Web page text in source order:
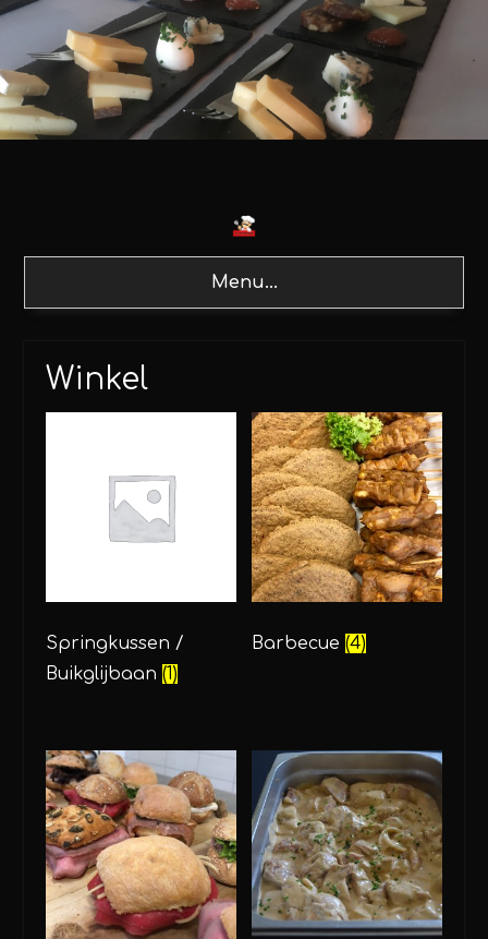
Menu...
Winkel
Springkussen /
Buikglijbaan(1)
Barbecue(4)